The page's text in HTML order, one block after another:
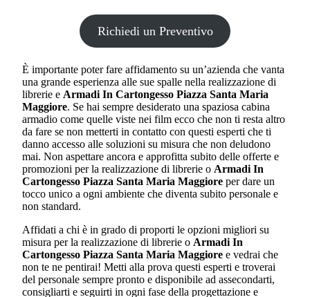
Richiedi un Preventivo
È importante poter fare affidamento su un’azienda che vanta
una grande esperienza alle sue spalle nella realizzazione di
librerie e Armadi In Cartongesso Piazza Santa Maria
Maggiore. Se hai sempre desiderato una spaziosa cabina
armadio come quelle viste nei film ecco che non ti resta altro
da fare se non metterti in contatto con questi esperti che ti
danno accesso alle soluzioni su misura che non deludono
mai. Non aspettare ancora e approfitta subito delle offerte e
promozioni per la realizzazione di librerie o Armadi In
Cartongesso Piazza Santa Maria Maggiore per dare un
tocco unico a ogni ambiente che diventa subito personale e
non standard.
Affidati a chi è in grado di proporti le opzioni migliori su
misura per la realizzazione di librerie o Armadi In
Cartongesso Piazza Santa Maria Maggiore e vedrai che
non te ne pentirai! Metti alla prova questi esperti e troverai
del personale sempre pronto e disponibile ad assecondarti,
consigliarti e seguirti in ogni fase della progettazione e